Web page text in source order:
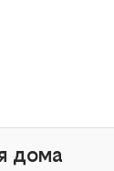
дома